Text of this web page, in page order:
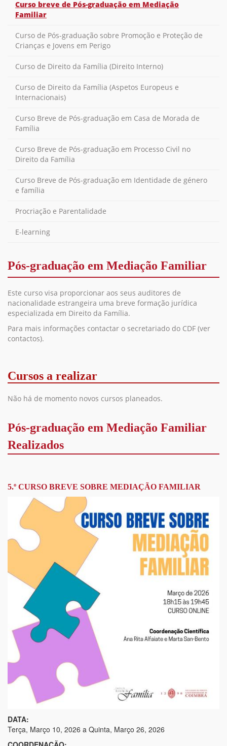
Curso breve de Pós-graduação em Mediação
Familiar
Curso de Pós-graduação sobre Promoção e Proteção de
Crianças e Jovens em Perigo
Curso de Direito da Família (Direito Interno)
Curso de Direito da Família (Aspetos Europeus e
Internacionais)
Curso Breve de Pós-graduação em Casa de Morada de
Família
Curso Breve de Pós-graduação em Processo Civil no
Direito da Família
Curso Breve de Pós-graduação em Identidade de género
e família
Procriação e Parentalidade
E-learning
Pós-graduação em Mediação Familiar
Este curso visa proporcionar aos seus auditores de
nacionalidade estrangeira uma breve formação jurídica
especializada em Direito da Família.
Para mais informações contactar o secretariado do CDF (ver
contactos).
Cursos a realizar
Não há de momento novos cursos planeados.
Pós-graduação em Mediação Familiar
Realizados
5.º CURSO BREVE SOBRE MEDIAÇÃO FAMILIAR
DATA:
Terça, Março 10, 2026 a Quinta, Março 26, 2026